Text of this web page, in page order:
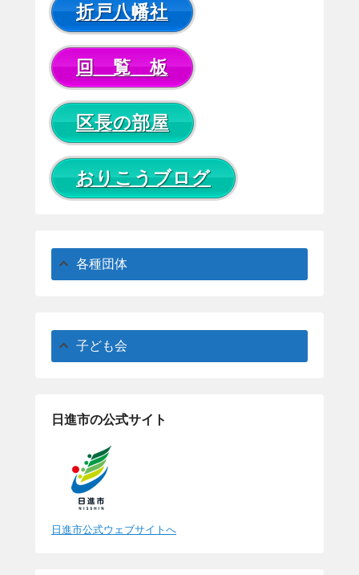
折戸八幡社
回 覧 板
区長の部屋
おりこうブログ
各種団体
子ども会
日進市の公式サイト
日進市公式ウェブサイトへ